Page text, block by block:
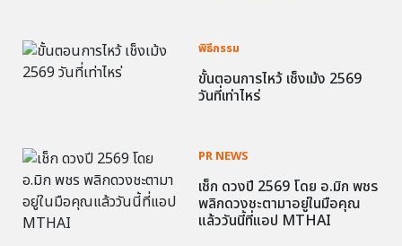
พิธีกรรม
ขั้นตอนการไหว้ เช็งเม้ง 2569
วันที่เท่าไหร่
PR NEWS
เช็ก ดวงปี 2569 โดย อ.มิก พชร
พลิกดวงชะตามาอยู่ในมือคุณ
แล้ววันนี้ที่แอป MTHAI